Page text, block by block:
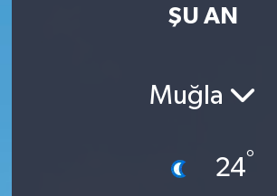
ŞU AN
Muğla
24°